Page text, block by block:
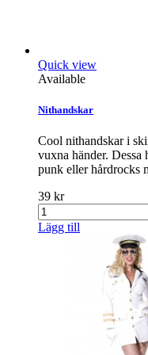
Quick view
Available
Nithandskar
Cool nithandskar i
vuxna händer. Dessa
punk eller hårdrocks
39 kr
Lägg till